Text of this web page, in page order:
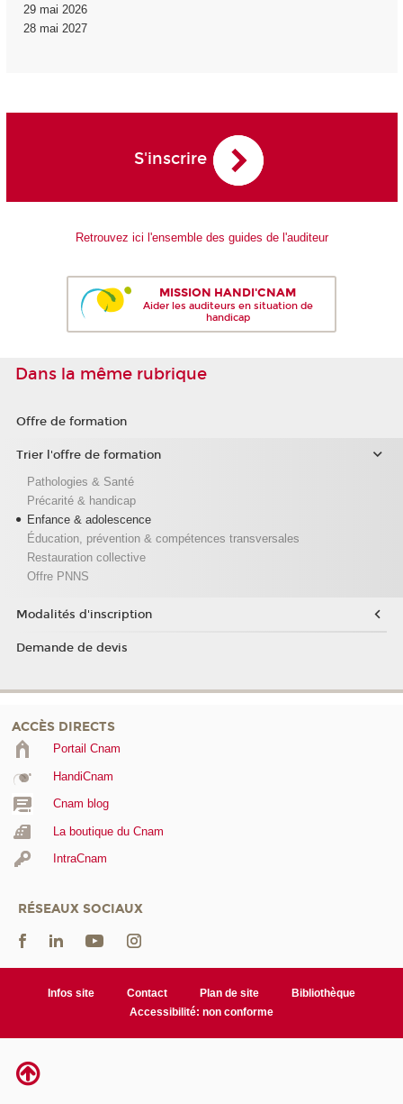
29 mai 2026
28 mai 2027
S'inscrire
Retrouvez ici l'ensemble des guides de l'auditeur
MISSION HANDI'CNAM
Aider les auditeurs en situation de
handicap
Dans la même rubrique
Offre de formation
Trier l'offre de formation
Pathologies & Santé
Précarité & handicap
Enfance & adolescence
Éducation, prévention & compétences transversales
Restauration collective
Offre PNNS
Modalités d'inscription
Demande de devis
ACCÈS DIRECTS
Portail Cnam
HandiCnam
Cnam blog
La boutique du Cnam
IntraCnam
RÉSEAUX SOCIAUX
Infos site Contact Plan de site
Bibliothèque
Accessibilité: non conforme